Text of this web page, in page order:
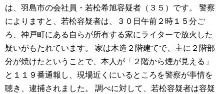
は、羽島市の会社員・若松希旭容疑者（３５）です。 警察
によりますと、若松容疑者は、３０日午前２時１５分ご
ろ、神戸町にある自らが所有する家にライターで放火した
疑いがもたれています。 家は木造２階建てで、主に２階部
分が焼けたということで、本人が「２階から煙が見える」
と１１９番通報し、現場近くにいるところを警察が事情を
聴き、逮捕されました。 調べに対して、若松容疑者は容疑